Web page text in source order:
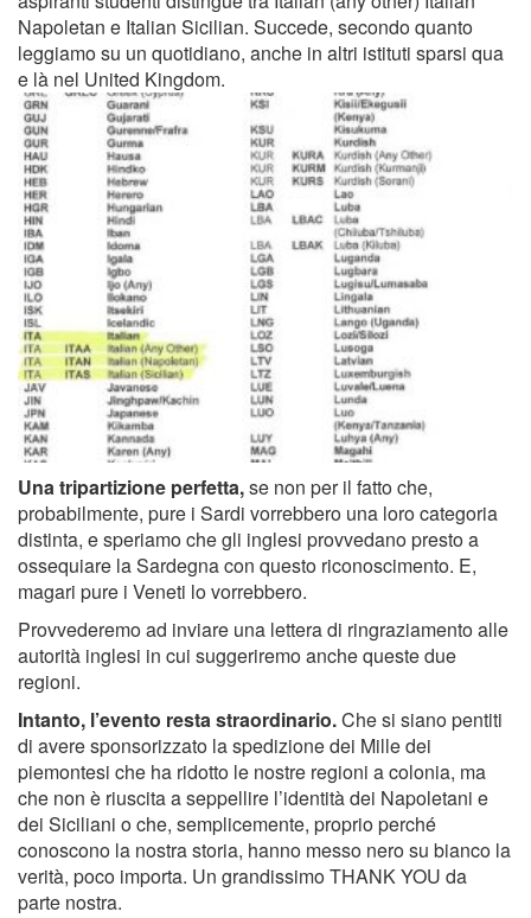
Napoletan e Italian Sicilian. Succede, secondo quanto
leggiamo su un quotidiano, anche in altri istituti sparsi qua
e là nel United Kingdom.
Una tripartizione perfetta,se non per il fatto che,
probabilmente, pure i Sardi vorrebbero una loro categoria
distinta, e speriamo che gli inglesi provvedano presto a
ossequiare la Sardegna con questo riconoscimento. E,
magari pure i Veneti lo vorrebbero.
Provvederemo ad inviare una lettera di ringraziamento alle
autorità inglesi in cui suggeriremo anche queste due
regioni.
Intanto, l’evento resta straordinario.Che si siano pentiti
di avere sponsorizzato la spedizione dei Mille dei
piemontesi che ha ridotto le nostre regioni a colonia, ma
che non è riuscita a seppellire l’identità dei Napoletani e
dei Siciliani o che, semplicemente, proprio perché
conoscono la nostra storia, hanno messo nero su bianco la
verità, poco importa. Un grandissimo THANK YOU da
parte nostra.